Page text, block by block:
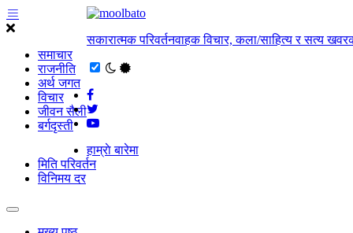
समाचार
राजनीति
अर्थ जगत
विचार
जीवन सैली
बर्गदृस्ती
सकारात्मक परिवर्तनवाहक विचार, कला/साहित्य र सत्य
हाम्राे बारेमा
मिति परिवर्तन
विनिमय दर